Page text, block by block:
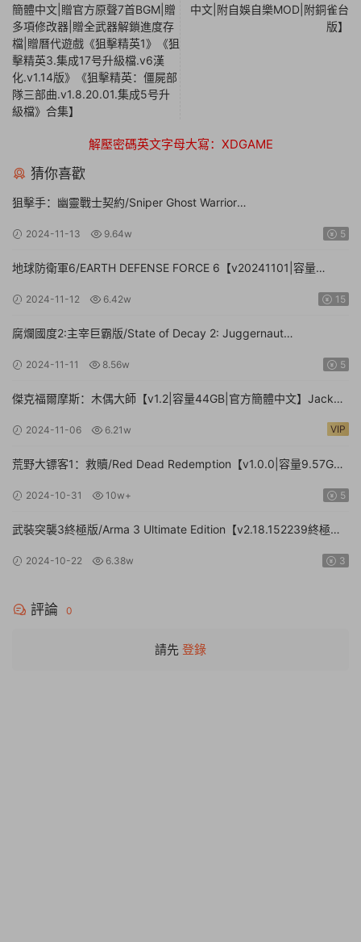
簡體中文|贈官方原聲7首BGM|贈
多項修改器|贈全武器解鎖進度存
檔|贈曆代遊戲《狙擊精英1》《狙
擊精英3.集成17号升級檔.v6漢
化.v1.14版》《狙擊精英：僵屍部
隊三部曲.v1.8.20.01.集成5号升
級檔》合集】
中文|附自娛自樂MOD|附銅雀台
版】
解壓密碼英文字母大寫：XDGAME
猜你喜歡
狙擊手：幽靈戰士契約/Sniper Ghost Warrior
文|贈多項修改器】
2024-11-13 9.64w 5
地球防衛軍6/EARTH DEFENSE FORCE 6【v20241101|容量
2024-11-12 6.42w 15
腐爛國度2:主宰巨霸版/State of Decay 2: Juggernaut
2024-11-11 8.56w 5
傑克福爾摩斯：木偶大師【v1.2|容量44GB|官方簡體中文】Jack
2024-11-06 6.21w VIP
荒野大镖客1：救贖/Red Dead Redemption【v1.0.0|容量9.57GB|
2024-10-31 10w+ 5
武裝突襲3終極版/Arma 3 Ultimate Edition【v2.18.152239終極版|
2024-10-22 6.38w 3
評論 0
請先 登錄